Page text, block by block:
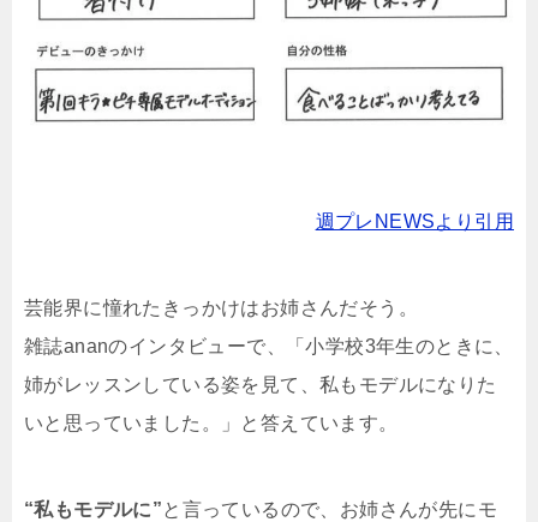
週プレNEWSより引用
芸能界に憧れたきっかけはお姉さんだそう。
雑誌ananのインタビューで、「小学校3年生のときに、
姉がレッスンしている姿を見て、私もモデルになりた
いと思っていました。」と答えています。
“私もモデルに”と言っているので、お姉さんが先にモ